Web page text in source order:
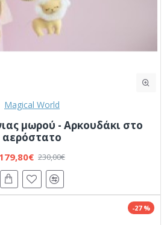
Magical World
μωρού - Αρκουδάκι στο
αερόστατο
179,80€ 230,00€
-27 %